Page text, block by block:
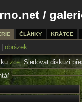
/
ČLÁNKY KRÁTCE
obrázek
zoe. Sledovat diskuzi